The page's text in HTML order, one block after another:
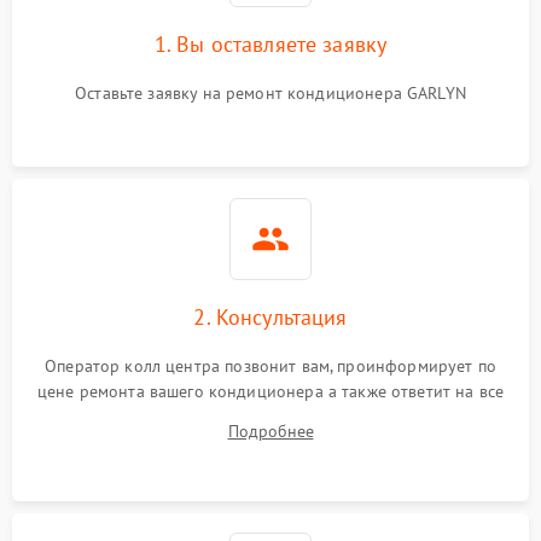
1. Вы оставляете заявку
Оставьте заявку на ремонт кондиционера GARLYN
2. Консультация
Оператор колл центра позвонит вам, проинформирует по
цене ремонта вашего кондиционера а также ответит на все
Подробнее